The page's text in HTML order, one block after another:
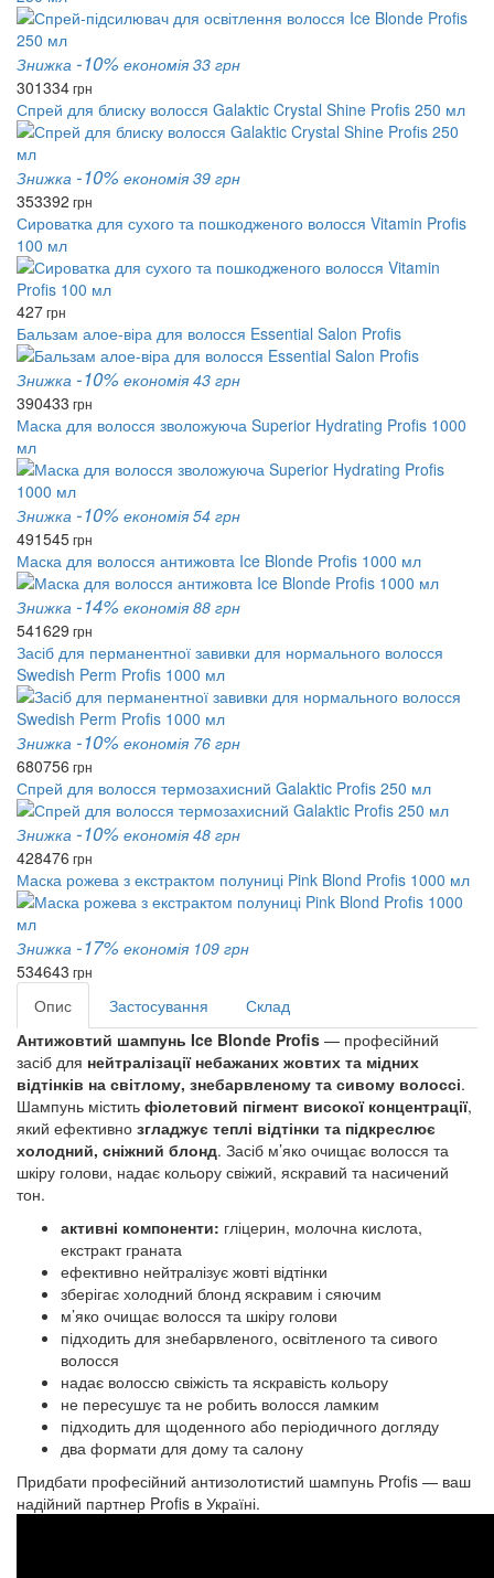
Знижка -10% економія 33 грн
301334грн
Спрей для блиску волосся Galaktic Crystal Shine Profis 250 мл
Знижка -10% економія 39 грн
353392 грн
Сироватка для сухого та пошкодженого волосся Vitamin Profis
100 мл
427грн
Бальзам алое-віра для волосся Essential Salon Profis
Знижка -10% економія 43 грн
390433 грн
Маска для волосся зволожуюча Superior Hydrating Profis 1000
мл
Знижка -10% економія 54 грн
491545грн
Маска для волосся антижовта Ice Blonde Profis 1000 мл
Знижка -14% економія 88 грн
541629 грн
Засіб для перманентної завивки для нормального волосся
Swedish Perm Profis 1000 мл
Знижка -10% економія 76 грн
680756 грн
Спрей для волосся термозахисний Galaktic Profis 250 мл
Знижка -10% економія 48 грн
428476 грн
Маска рожева з екстрактом полуниці Pink Blond Profis 1000 мл
Знижка -17% економія 109 грн
534643 грн
Опис Застосування
Склад
Антижовтий шампунь Ice Blonde Profis — професійний
засіб для нейтралізації небажаних жовтих та мідних
відтінків на світлому, знебарвленому та сивому волоссі.
Шампунь містить фіолетовий пігмент високої концентрації,
який ефективно згладжує теплі відтінки та підкреслює
холодний, сніжний блонд. Засіб м’яко очищає волосся та
шкіру голови, надає кольору свіжий, яскравий та насичений
тон.
активні компоненти: гліцерин, молочна кислота,
екстракт граната
ефективно нейтралізує жовті відтінки
зберігає холодний блонд яскравим і сяючим
м’яко очищає волосся та шкіру голови
підходить для знебарвленого, освітленого та сивого
волосся
надає волоссю свіжість та яскравість кольору
не пересушує та не робить волосся ламким
підходить для щоденного або періодичного догляду
два формати для дому та салону
Придбати професійний антизолотистий шампунь Profis — ваш
надійний партнер Profis в Україні.